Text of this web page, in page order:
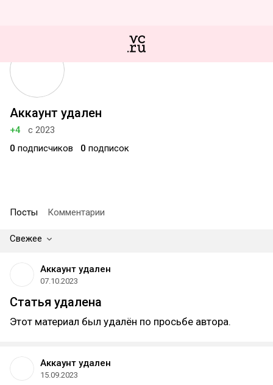
Аккаунт удален
+4
с 2023
0 подписчиков 0 подписок
Посты Комментарии
Свежее
Аккаунт удален
07.10.2023
Статья удалена
Этот материал был удалён по просьбе автора.
Аккаунт удален
15.09.2023